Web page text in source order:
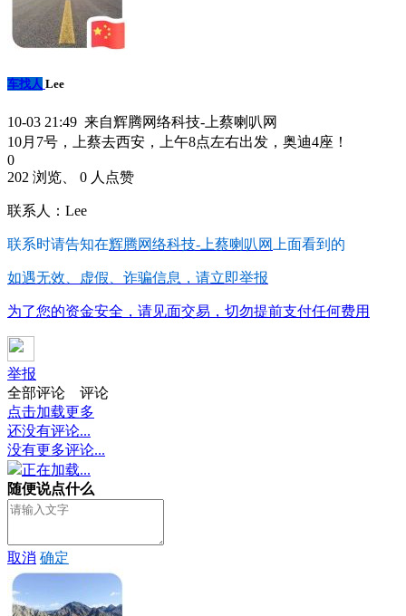
车找人 Lee
10-03 21:49 来自辉腾网络科技-上蔡喇叭网
10月7号，上蔡去西安，上午8点左右出发，奥迪4座！
0
202 浏览、 0 人点赞
联系人：Lee
联系时请告知在辉腾网络科技-上蔡喇叭网 上面看到的
如遇无效、虚假、诈骗信息，请立即举报
为了您的资金安全，请见面交易，切勿提前支付任何费用
举报
全部评论
评论
点击加载更多
还没有评论...
没有更多评论...
正在加载...
随便说点什么
取消 确定